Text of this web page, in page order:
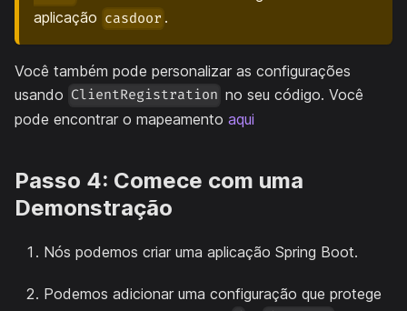
aplicação casdoor .
Você também pode personalizar as configurações
usando ClientRegistration no seu código. Você
pode encontrar o mapeamento aqui
Passo 4: Comece com uma
Demonstração
Nós podemos criar uma aplicação Spring Boot.
Podemos adicionar uma configuração que protege